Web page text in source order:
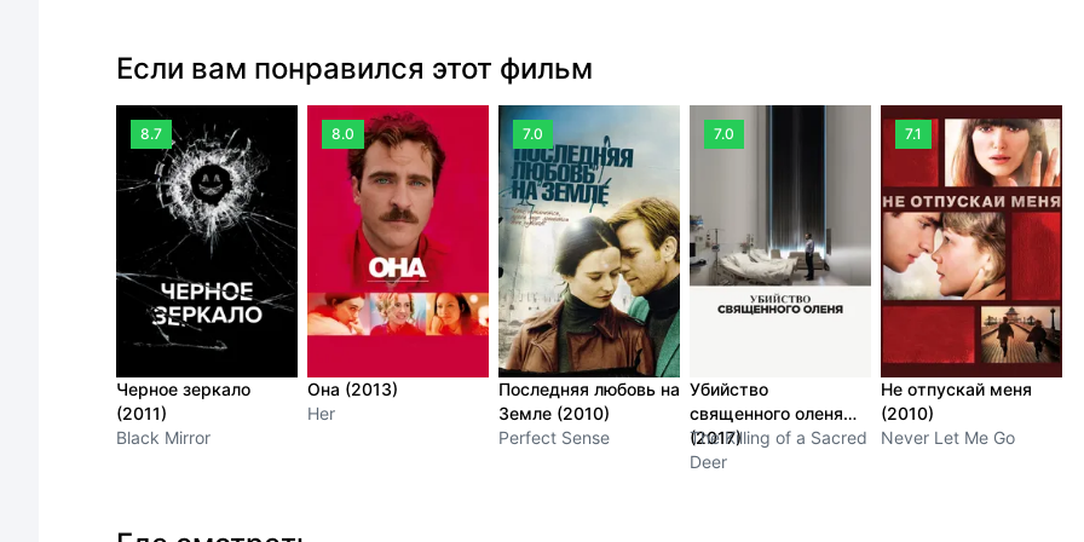
Если вам понравился этот фильм
8.7
Черное зеркало
(2011)
Black Mirror
8.0
Она (2013)
Her
7.0
Последняя любовь на
Земле (2010)
Perfect Sense
7.0
Убийство
священного оленя
(2017)
The Killing of a Sacred
Deer
7.1
Не отпускай меня
(2010)
Never Let Me Go